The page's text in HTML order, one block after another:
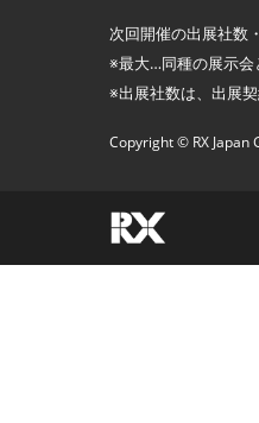
次回開催の出展社数
※最大…同種の展示会
※出展社数は、出展
Copyright © RX Japan